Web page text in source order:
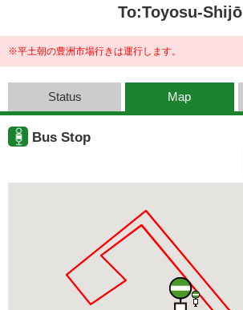
To:Toyosu-Shijō
※平土朝の豊洲市場行きは運行します。
Status Map
Bus Stop